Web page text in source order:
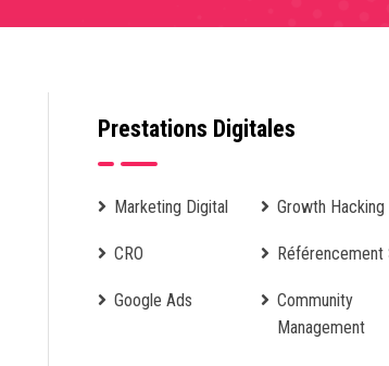
Prestations Digitales
Marketing Digital Growth Hacking
CRO Référencement
Google Ads
Community
Management